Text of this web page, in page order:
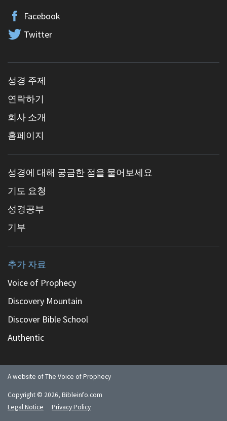
Facebook
Twitter
성경 주제
연락하기
회사 소개
홈페이지
성경에 대해 궁금한 점을 물어보세요
기도 요청
성경공부
기부
추가 자료
Voice of Prophecy
Discovery Mountain
Discover Bible School
Authentic
A website of The Voice of Prophecy
Copyright © 2026, Bibleinfo.com
Legal Notice
Privacy Policy